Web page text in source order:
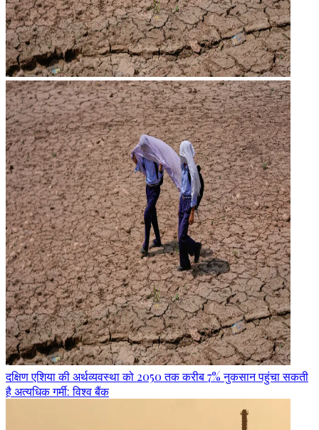
दक्षिण एशिया की अर्थव्यवस्था को 2050 तक करीब 7% नुकसान पहुंचा सकती
है अत्यधिक गर्मी: विश्व बैंक